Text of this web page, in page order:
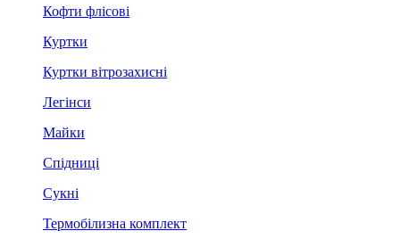
Кофти флісові
Куртки
Куртки вітрозахисні
Легінси
Майки
Спідниці
Сукні
Термобілизна комплект